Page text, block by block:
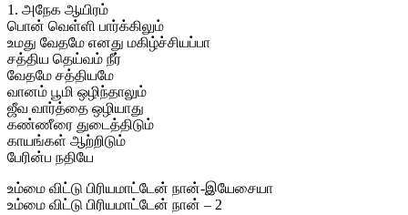
1. அநேக ஆயிரம்
பொன் வெள்ளி பார்க்கிலும்
உமது வேதமே எனது மகிழ்ச்சியப்பா
சத்திய தெய்வம் நீர்
வேதமே சத்தியமே
வானம் பூமி ஒழிந்தாலும்
ஜீவ வார்த்தை ஒழியாது
கண்ணீரை துடைத்திடும்
காயங்கள் ஆற்றிடும்
பேரின்ப நதியே
உம்மை விட்டு பிரியமாட்டேன் நான்-இயேசையா
உம்மை விட்டு பிரியமாட்டேன் நான் – 2